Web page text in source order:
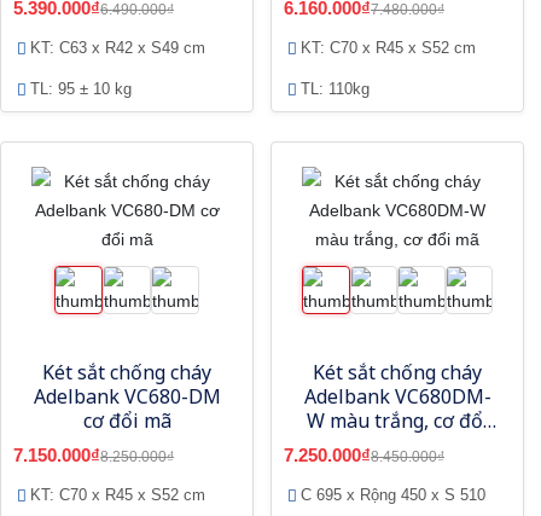
5.390.000₫6.490.000₫
KT: C63 x R42 x S49 cm
TL: 95 ± 10 kg
6.160.000₫7.480.000₫
KT: C70 x R45 x S52 cm
TL: 110kg
Két sắt chống cháy
Adelbank VC680-DM
cơ đổi mã
7.150.000₫8.250.000₫
KT: C70 x R45 x S52 cm
Két sắt chống cháy
Adelbank VC680DM-
W màu trắng, cơ đổi
mã
7.250.000₫8.450.000₫
C 695 x Rộng 450 x S 510